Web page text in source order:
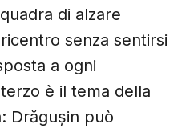
di alzare
senza sentirsi
a ogni
è il tema della
Drăgușin può